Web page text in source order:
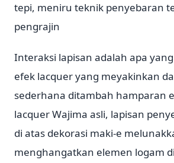
tepi, meniru teknik penyebaran
pengrajin
Interaksi lapisan adalah apa
efek lacquer yang meyakinkan
sederhana ditambah hamparan
lacquer Wajima asli, lapisan
di atas dekorasi maki-e
menghangatkan elemen logam